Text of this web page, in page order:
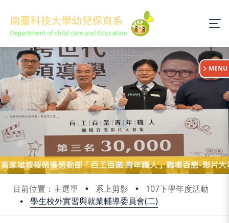
目前位置：主選單 系上剪影
107下學年度活動
學生校外實習與就業輔導委員會(二)
:::
MENU